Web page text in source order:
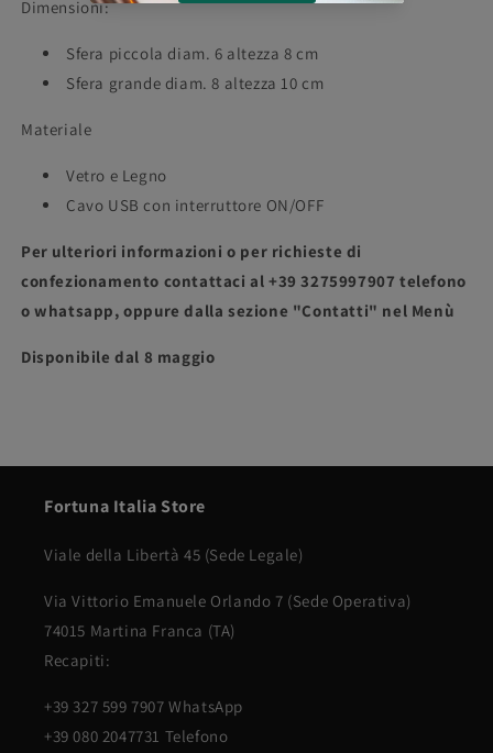
Dimensioni:
Sfera piccola diam. 6 altezza 8 cm
Sfera grande diam. 8 altezza 10 cm
Materiale
Vetro e Legno
Cavo USB con interruttore ON/OFF
Per ulteriori informazioni o per richieste di
confezionamento contattaci al +39 3275997907 telefono
o whatsapp, oppure dalla sezione "Contatti" nel Menù
Disponibile dal 8 maggio
Fortuna Italia Store
Viale della Libertà 45 (Sede Legale)
Via Vittorio Emanuele Orlando 7 (Sede Operativa)
74015 Martina Franca (TA)
Recapiti:
+39 327 599 7907 WhatsApp
+39 080 2047731 Telefono